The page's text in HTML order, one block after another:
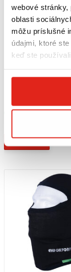
webové
oblasti
môžu príslušné
údajmi, ktoré
keď ste
13,95 € s DPH
OXFORD KUKLA
Kúpiť